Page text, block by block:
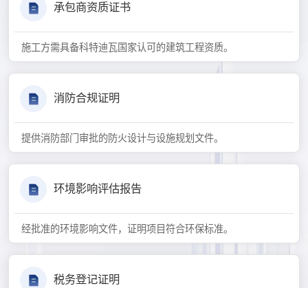
承包商资质证书
施工方需具备科特迪瓦国家认可的建筑工程资质。
消防合规证明
提供消防部门审批的防火设计与设施规划文件。
环境影响评估报告
经批准的环境影响文件，证明项目符合环保标准。
税务登记证明